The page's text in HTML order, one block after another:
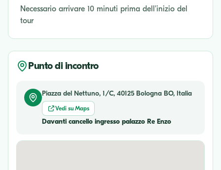
Necessario arrivare 10 minuti prima dell'inizio del
tour
Punto di incontro
Piazza del Nettuno, 1/C, 40125 Bologna BO, Italia
Vedi su Maps
Davanti cancello ingresso palazzo Re Enzo